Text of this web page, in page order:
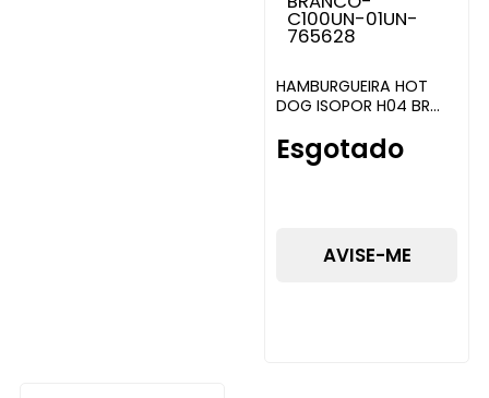
HAMBURGUEIRA HOT
DOG ISOPOR H04 BR
Esgotado
AVISE-ME